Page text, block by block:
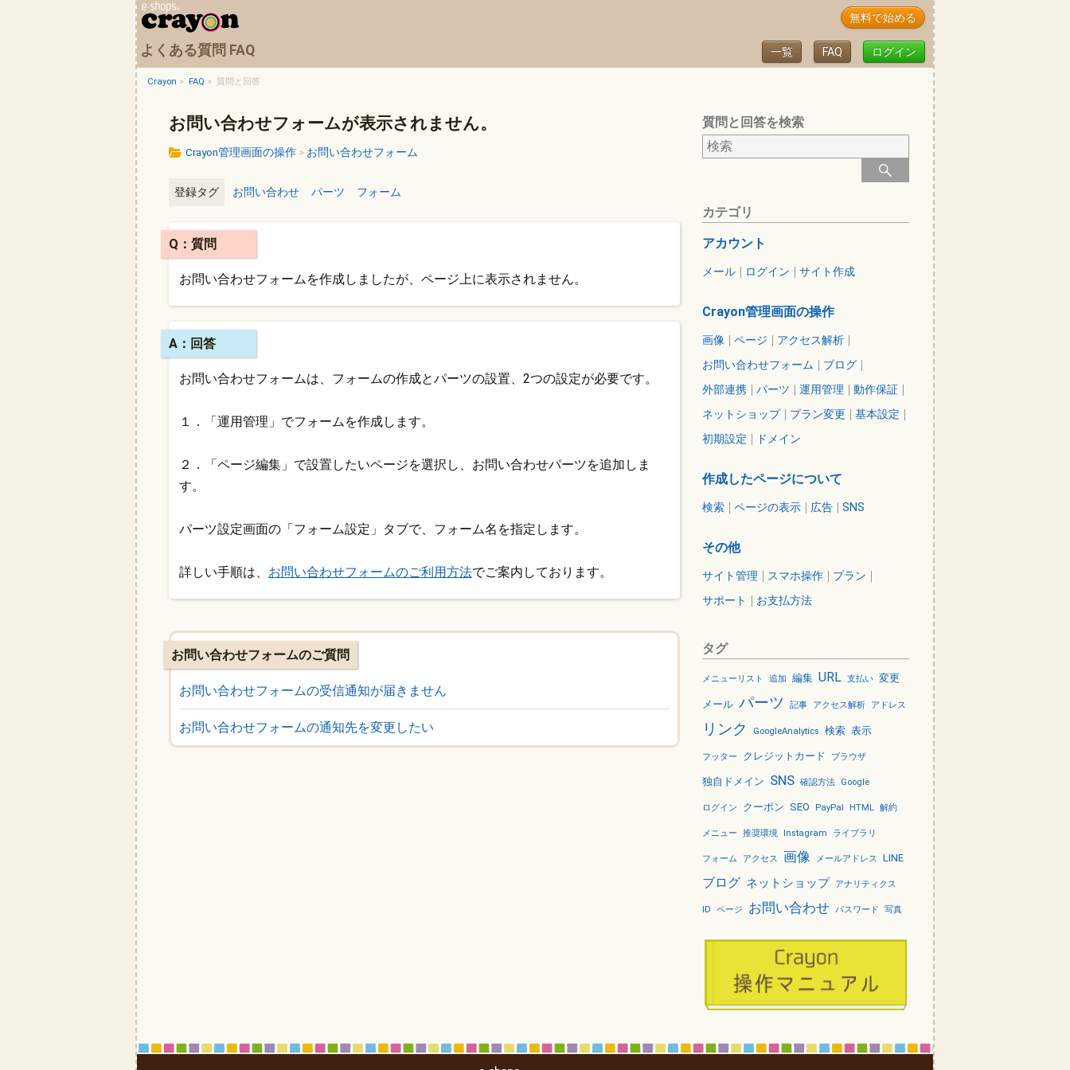
無料で始める
一覧 FAQ ログイン
よくある質問 FAQ
Crayon > FAQ > 質問と回答
お問い合わせフォームが表示されません。
Crayon管理画面の操作 > お問い合わせフォーム
登録タグ お問い合わせ パーツ フォーム
Q：質問
お問い合わせフォームを作成しましたが、ページ上に表示されません。
A：回答
お問い合わせフォームは、フォームの作成とパーツの設置、2つの設定が必要です。
１．「運用管理」でフォームを作成します。
２．「ページ編集」で設置したいページを選択し、お問い合わせパーツを追加しま
す。
パーツ設定画面の「フォーム設定」タブで、フォーム名を指定します。
詳しい手順は、 お問い合わせフォームのご利用方法でご案内しております。
お問い合わせフォームのご質問
お問い合わせフォームの受信通知が届きません
お問い合わせフォームの通知先を変更したい
質問と回答を検索
カテゴリ
アカウント
メール ログイン サイト作成
Crayon管理画面の操作
画像 ページ
アクセス解析
お問い合わせフォーム
ブログ
外部連携
パーツ 運用管理
動作保証
ネットショップ
プラン変更
基本設定
初期設定
ドメイン
作成したページについて
検索 ページの表示 広告 SNS
その他
サイト管理 スマホ操作
プラン
サポート
お支払方法
タグ
メニューリスト 追加 編集 URL 支払い 変更
メール パーツ 記事 アクセス解析 アドレス
リンク GoogleAnalytics 検索 表示
フッター クレジットカード ブラウザ
独自ドメイン SNS 確認方法 Google
ログイン クーポン SEO PayPal HTML 解約
メニュー 推奨環境 Instagram ライブラリ
フォーム アクセス 画像 メールアドレス LINE
ブログ ネットショップ アナリティクス
ID ページ お問い合わせ パスワード 写真